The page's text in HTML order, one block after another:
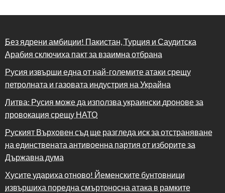
Без ядрени амбиции! Пакистан, Турция и Саудитска
Арабия сключиха пакт за взаимна отбрана
Русия извърши една от най-големите атаки срещу
петролната и газовата индустрия на Украйна
Литва: Русия може да използва украински дронове за
провокация срещу НАТО
Руският Върховен съд ще разгледа иск за отстраняване
на единствената антивоенна партия от изборите за
Държавна дума
Хусите удариха отново! Йеменските бунтовници
извършиха поредна смъртоносна атака в рамките